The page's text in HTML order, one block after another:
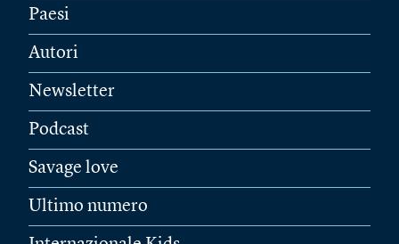
Paesi
Autori
Newsletter
Podcast
Savage love
Ultimo numero